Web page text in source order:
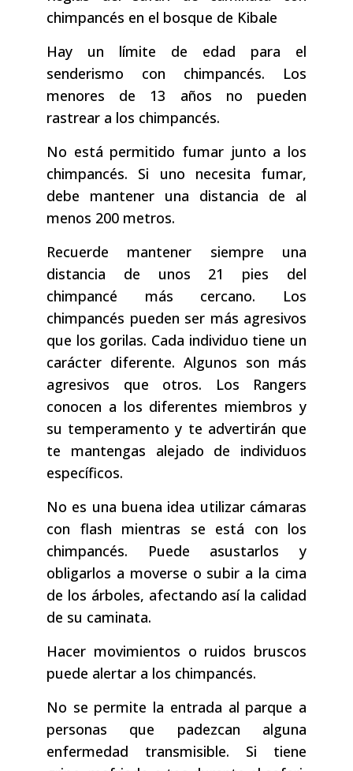
chimpancés en el bosque de Kibale
Hay un límite de edad para el
senderismo con chimpancés. Los
menores de 13 años no pueden
rastrear a los chimpancés.
No está permitido fumar junto a los
chimpancés. Si uno necesita fumar,
debe mantener una distancia de al
menos 200 metros.
Recuerde mantener siempre una
distancia de unos 21 pies del
chimpancé más cercano. Los
chimpancés pueden ser más agresivos
que los gorilas. Cada individuo tiene un
carácter diferente. Algunos son más
agresivos que otros. Los Rangers
conocen a los diferentes miembros y
su temperamento y te advertirán que
te mantengas alejado de individuos
específicos.
No es una buena idea utilizar cámaras
con flash mientras se está con los
chimpancés. Puede asustarlos y
obligarlos a moverse o subir a la cima
de los árboles, afectando así la calidad
de su caminata.
Hacer movimientos o ruidos bruscos
puede alertar a los chimpancés.
No se permite la entrada al parque a
personas que padezcan alguna
enfermedad transmisible. Si tiene